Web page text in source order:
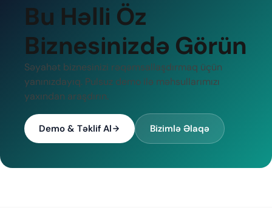
Bu Həlli Öz
Biznesinizdə Görün
Səyahət biznesinizi rəqəmsallaşdırmaq üçün
yanınızdayıq. Pulsuz demo ilə məhsullarımızı
yaxından araşdırın.
Demo & Təklif Al Bizimlə Əlaqə